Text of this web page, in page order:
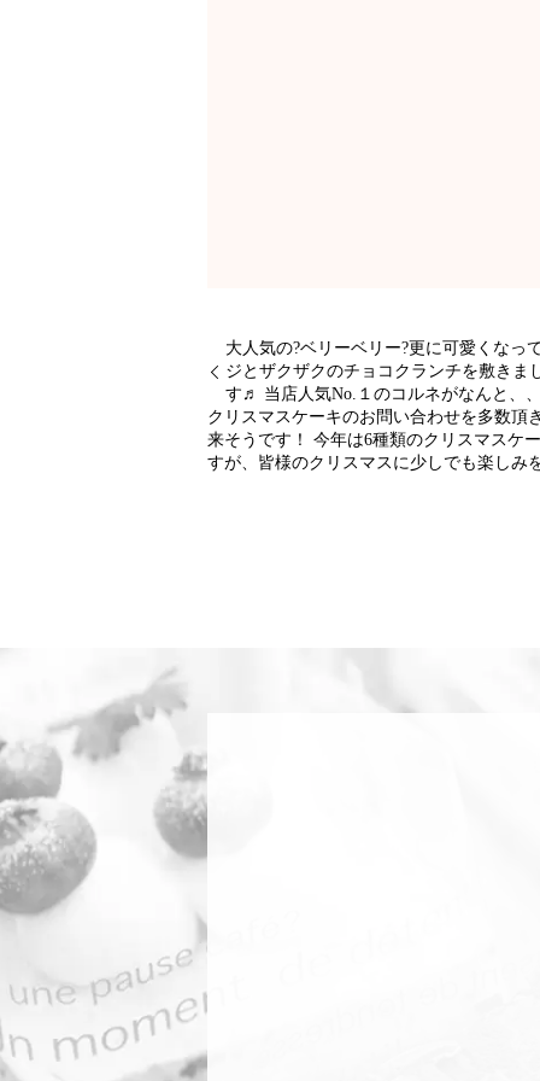
大人気の?ベリーベリー?更に可愛くな
ジとザクザクのチョコクランチを敷き
す♬ 当店人気No.１のコルネがなんと、
クリスマスケーキのお問い合わせを多数頂
来そうです！ 今年は6種類のクリスマスケ
すが、皆様のクリスマスに少しでも楽しみ